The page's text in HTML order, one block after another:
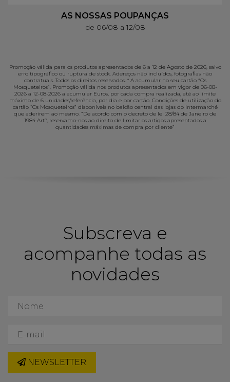
AS NOSSAS POUPANÇAS
de 06/08 a 12/08
Promoção válida para os produtos apresentados de 6 a 12 de Agosto de 2026, salvo
erro tipográfico ou ruptura de stock. Adereços não incluídos, fotografias não
contratuais. Todos os direitos reservados. * A acumular no seu cartão “Os
Mosqueteiros”. Promoção válida nos produtos apresentados em vigor de 06-08-
2026 a 12-08-2026 a acumular Euros, por cada compra realizada, até ao limite
máximo de 6 unidades/referência, por dia e por cartão. Condições de utilização do
cartão “Os Mosqueteiros” disponíveis no balcão central das lojas do Intermarché
que aderirem ao mesmo. “De acordo com o decreto de lei 28/84 de Janeiro de
1984 Artº, reservamo-nos ao direito de limitar os artigos apresentados a
quantidades máximas de compra por cliente”
Subscreva e
acompanhe todas as
novidades
NEWSLETTER